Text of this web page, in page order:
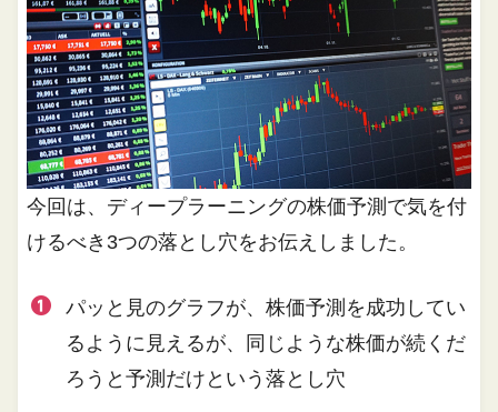
今回は、ディープラーニングの株価予測で気を付
けるべき3つの落とし穴をお伝えしました。
パッと見のグラフが、株価予測を成功してい
るように見えるが、同じような株価が続くだ
ろうと予測だけという落とし穴